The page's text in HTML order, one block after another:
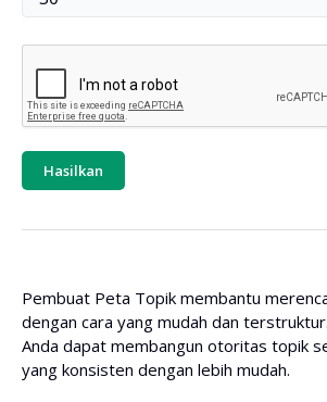
Hasilkan
Pembuat Peta Topik membantu
dengan cara yang mudah dan
Anda dapat membangun otoritas topik
yang konsisten dengan lebih mudah.